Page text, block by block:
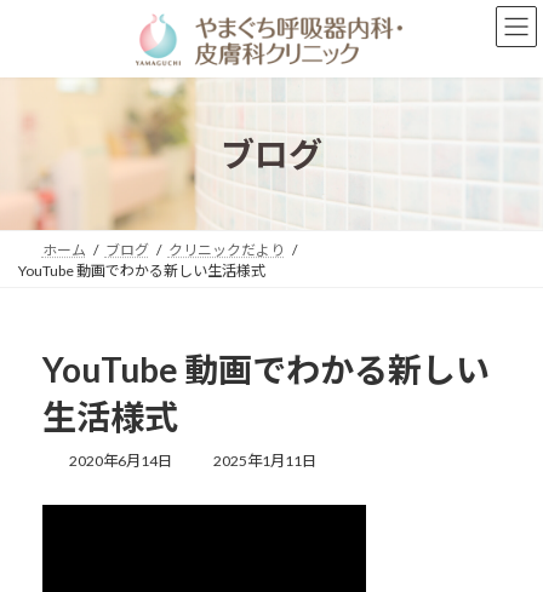
ン
プ
ー
動
ブログ
ホーム ブログ
クリニックだより
YouTube 動画でわかる新しい生活様式
YouTube 動画でわかる新しい
生活様式
2020年6月14日
最
更
2025年1月11日